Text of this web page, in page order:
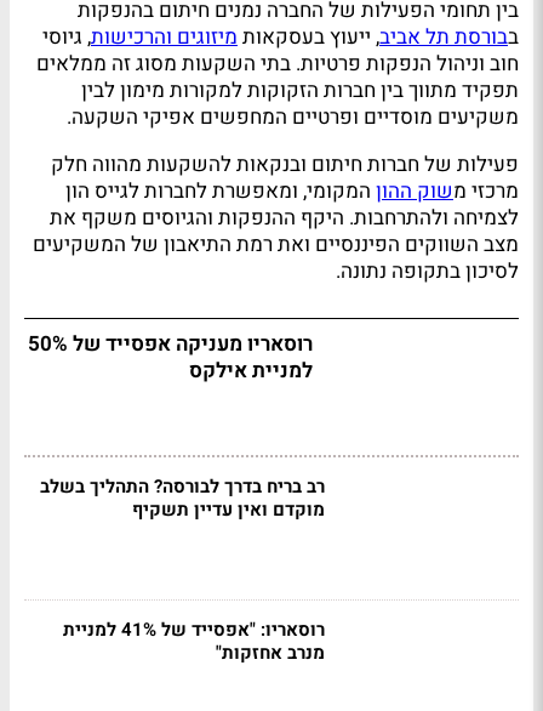
בין תחומי הפעילות של החברה נמנים חיתום בהנפקות
בבורסת תל אביב, ייעוץ בעסקאותמיזוגים והרכישות, גיוסי
חוב וניהול הנפקות פרטיות. בתי השקעות מסוג זה ממלאים
תפקיד מתווך בין חברות הזקוקות למקורות מימון לבין
משקיעים מוסדיים ופרטיים המחפשים אפיקי השקעה.
פעילות של חברות חיתום ובנקאות להשקעות מהווה חלק
מרכזי משוק ההון המקומי, ומאפשרת לחברות לגייס הון
לצמיחה ולהתרחבות. היקף ההנפקות והגיוסים משקף את
מצב השווקים הפיננסיים ואת רמת התיאבון של המשקיעים
לסיכון בתקופה נתונה.
רוסאריו מעניקה אפסייד של 50%
למניית אילקס
רב בריח בדרך לבורסה? התהליך בשלב
מוקדם ואין עדיין תשקיף
רוסאריו: "אפסייד של 41% למניית
מנרב אחזקות"